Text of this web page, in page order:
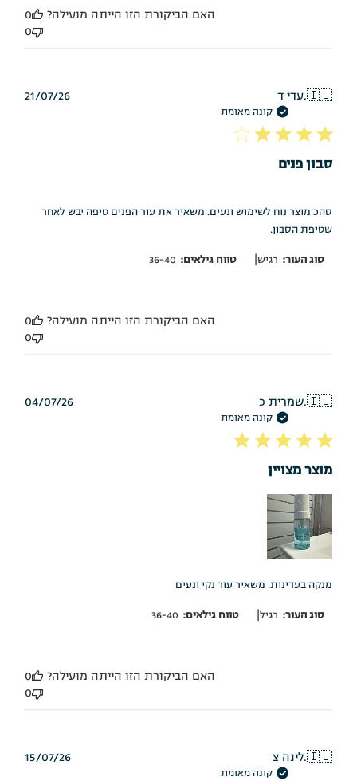
האם הביקורת הזו הייתה מועילה?
0
0
🇮🇱עדי ד.
קונה מאומת
סבון פנים
סהכ מוצר נוח לשימוש ונעים. משאיר את עור הפנים טיפה יבש לאחר
שטיפת הסבון.
סוג העור: רגיש| טווח גילאים: 36-40
תאריך
21/07/26
האם הביקורת הזו הייתה מועילה?
0
0
🇮🇱שמרית כ.
קונה מאומת
מוצר מצויין
מנקה בעדינות. משאיר עור נקי ונעים
סוג העור: רגיל| טווח גילאים: 36-40
תאריך
04/07/26
האם הביקורת הזו הייתה מועילה?
0
0
🇮🇱לינה צ.
קונה מאומת
תאריך
15/07/26